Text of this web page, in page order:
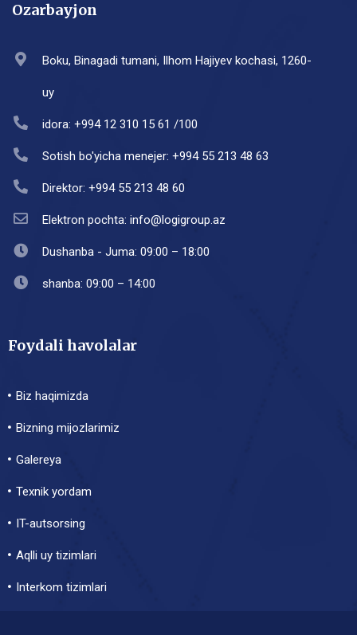
Ozarbayjon
Boku, Binagadi tumani, Ilhom Hajiyev kochasi, 1260-
uy
idora: +994 12 310 15 61 /100
Sotish bo'yicha menejer: +994 55 213 48 63
Direktor: +994 55 213 48 60
Elektron pochta: info@logigroup.az
Dushanba - Juma: 09:00 – 18:00
shanba: 09:00 – 14:00
Foydali havolalar
Biz haqimizda
Bizning mijozlarimiz
Galereya
Texnik yordam
IT-autsorsing
Aqlli uy tizimlari
Interkom tizimlari